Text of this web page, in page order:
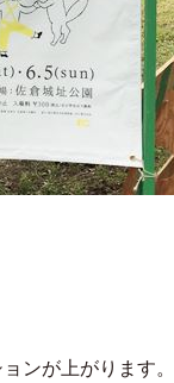
ンが上がります。